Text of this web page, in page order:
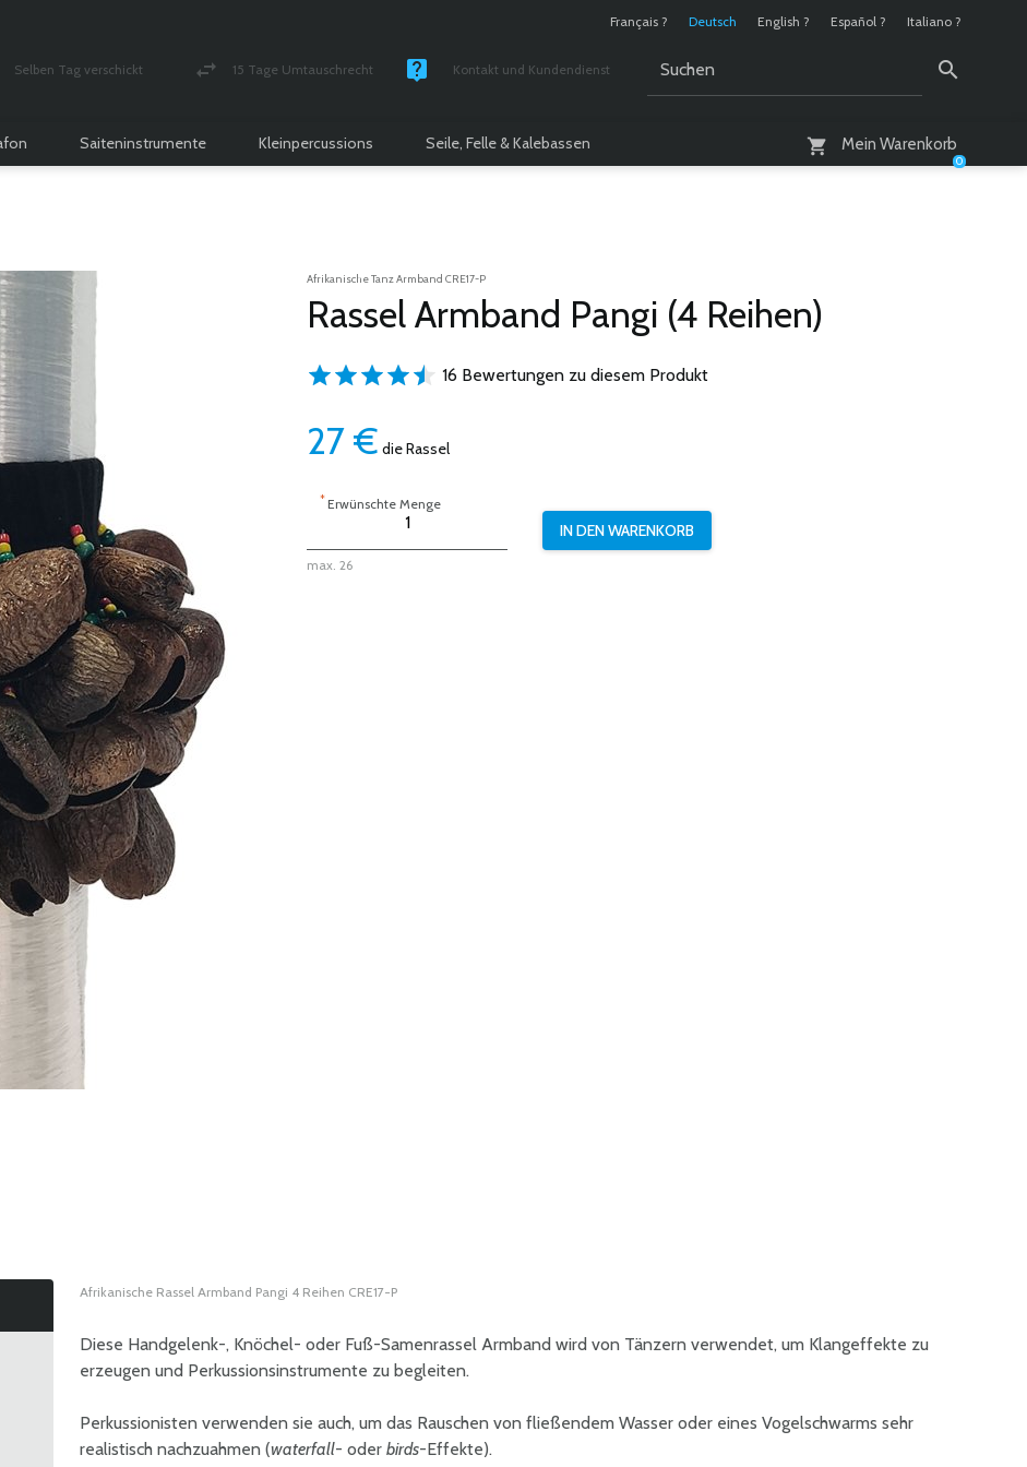
Français ? Deutsch English ? Español ? Italiano ?
Selben Tag verschickt 15 Tage Umtauschrecht Kontakt und Kundendienst
Mein Warenkorb
0
Saiteninstrumente Kleinpercussions Seile, Felle & Kalebassen
Afrikanische Tanz Armband CRE17-P
Rassel Armband Pangi (4 Reihen)
16 Bewertungen zu diesem Produkt
27€ die Rassel
*Erwünschte Menge
max. 26
Afrikanische Rassel Armband Pangi 4 Reihen CRE17-P
Diese Handgelenk-, Knöchel- oder Fuß-Samenrassel Armband wird von Tänzern verwendet, um Klangeffekte zu
erzeugen und Perkussionsinstrumente zu begleiten.
Perkussionisten verwenden sie auch, um das Rauschen von fließendem Wasser oder eines Vogelschwarms sehr
realistisch nachzuahmen (waterfall- oder birds-Effekte).